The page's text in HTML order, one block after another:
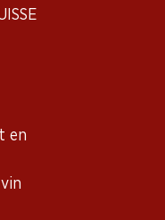
en
Valais